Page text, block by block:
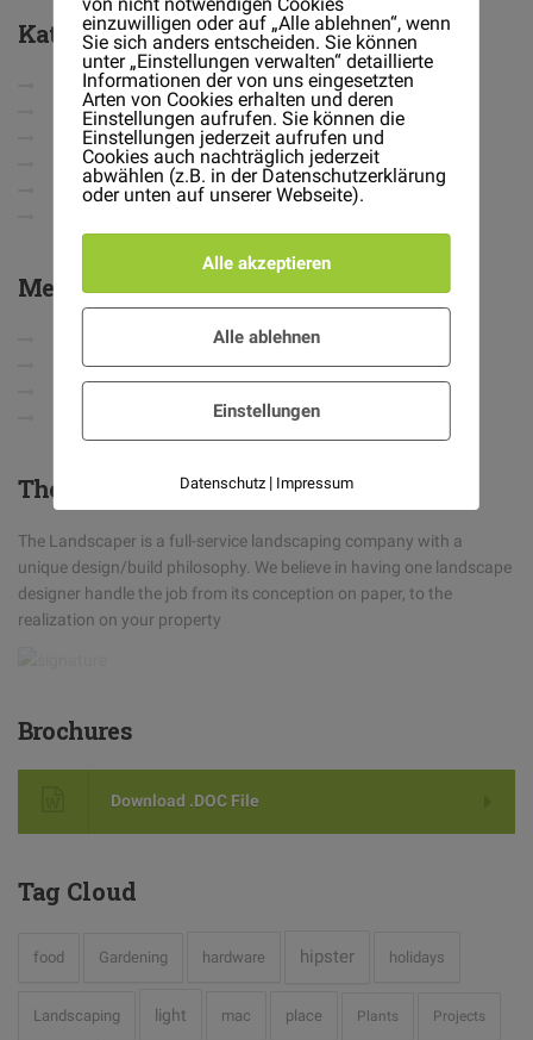
Kategorien
Allgemein
Gardening
General
Landscaping
Vacancy
Meta
Eintrags-Feed
Kommentar-Feed
The Landscaper
The Landscaper is a full-service landscaping company with a
unique design/build philosophy. We believe in having one landscape
designer handle the job from its conception on paper, to the
realization on your property
Brochures
Download .DOC File
Tag Cloud
food Gardening hardware hipster holidays
Landscaping light mac place Plants Projects
einzuwilligen oder auf „Alle ablehnen“, wenn
Sie sich anders entscheiden. Sie können
unter „Einstellungen verwalten“ detaillierte
Informationen der von uns eingesetzten
Arten von Cookies erhalten und deren
Einstellungen aufrufen. Sie können die
Einstellungen jederzeit aufrufen und
Cookies auch nachträglich jederzeit
abwählen (z.B. in der Datenschutzerklärung
oder unten auf unserer Webseite).
Alle akzeptieren
Alle ablehnen
Einstellungen
Datenschutz| Impressum